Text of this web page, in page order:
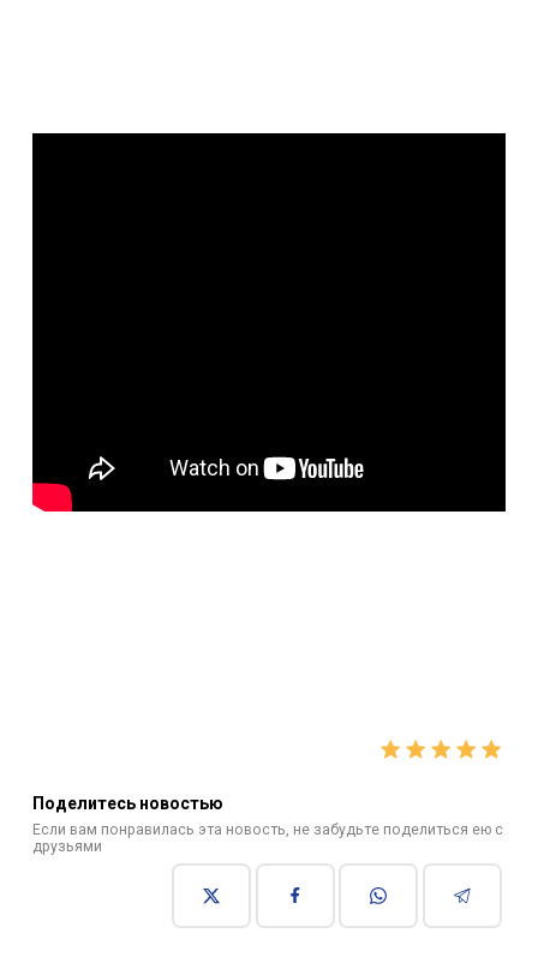
Поделитесь новостью
Если вам понравилась эта новость, не забудьте поделиться ею с
друзьями